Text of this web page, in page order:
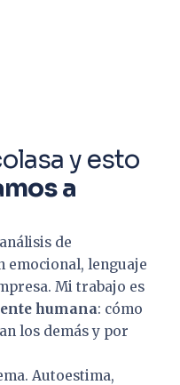
y esto
a
de
emocional, lenguaje
Mi trabajo es
humana: cómo
los demás y por
Autoestima,